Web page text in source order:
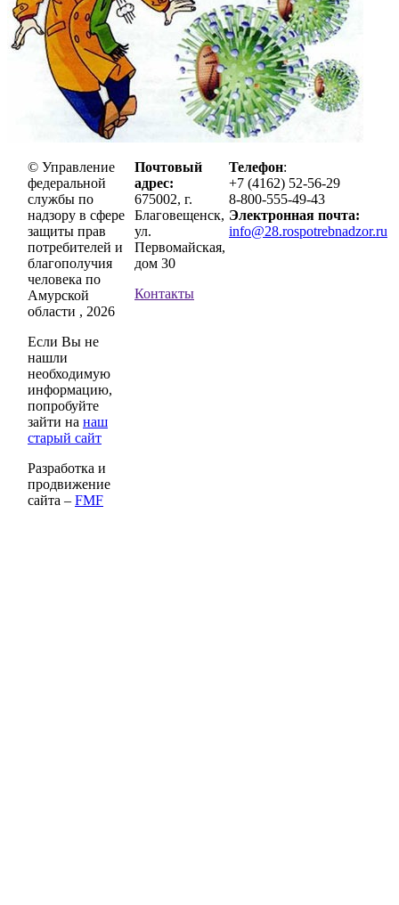
© Управление
федеральной
службы по
надзору в сфере
защиты прав
потребителей и
благополучия
человека по
Амурской
области , 2026
Если Вы не
нашли
необходимую
информацию,
попробуйте
зайти на наш
старый сайт
Разработка и
продвижение
сайта – FMF
Почтовый
адрес:
675002, г.
Благовещенск,
ул.
Первомайская,
дом 30
Контакты
Телефон:
+7 (4162) 52-56-29
8-800-555-49-43
Электронная почта:
info@28.rospotrebnadzor.ru